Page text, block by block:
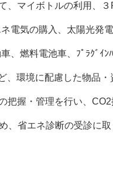
の利用、３Rの実
太陽光発電設備
ﾌﾟﾗｸﾞｲﾝﾊｲﾌﾞﾘｯﾄ
した物品・資材
行い、CO2排出
断の受診に取り